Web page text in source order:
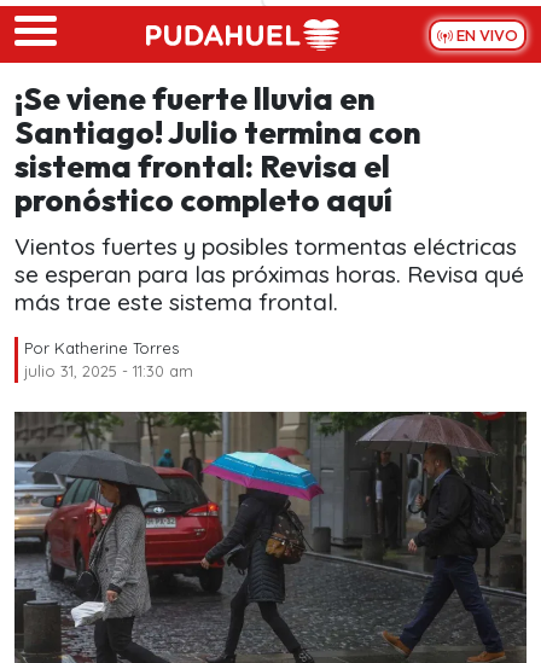
Skip to main content
EN VIVO
¡Se viene fuerte lluvia en
Santiago! Julio termina con
sistema frontal: Revisa el
pronóstico completo aquí
Vientos fuertes y posibles tormentas eléctricas
se esperan para las próximas horas. Revisa qué
más trae este sistema frontal.
Por Katherine Torres
julio 31, 2025 - 11:30 am